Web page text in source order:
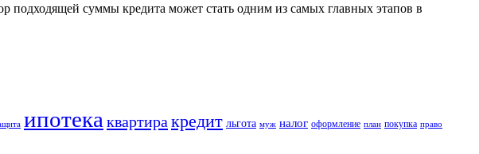
подходящей суммы кредита может стать одним из самых главных этапов в
ипотека квартира кредит льгота муж налог оформление план покупка право